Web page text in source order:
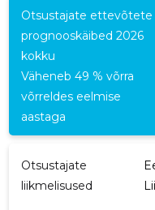
Otsustajate ettevõtete
prognooskäibed 2026
kokku
Väheneb 49 % võrra
võrreldes eelmise
aastaga
Otsustajate
liikmelisused